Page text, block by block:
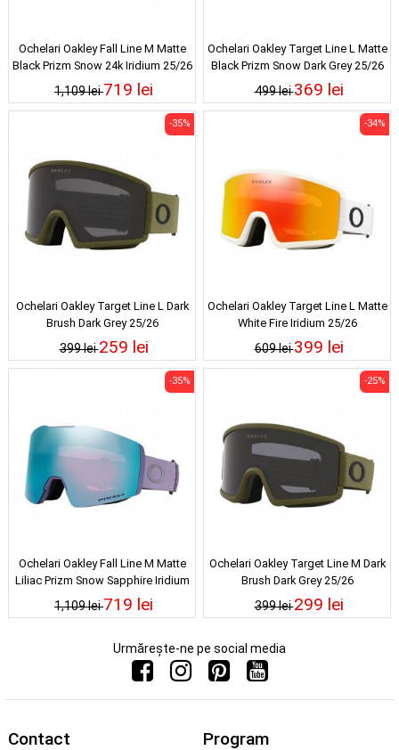
Ochelari Oakley Fall Line M Matte
Black Prizm Snow 24k Iridium 25/26
1,109 lei719 lei
Ochelari Oakley Target Line L Matte
Black Prizm Snow Dark Grey 25/26
499 lei369 lei
Ochelari Oakley Target Line L Dark
Brush Dark Grey 25/26
399 lei
-35%
259 lei
Ochelari Oakley Target Line L Matte
White Fire Iridium 25/26
609 lei
-34%
399 lei
Ochelari Oakley Fall Line M Matte
Liliac Prizm Snow Sapphire Iridium
25/26
1,109 lei
-35%
719 lei
Ochelari Oakley Target Line M Dark
Brush Dark Grey 25/26
399 lei
-25%
299 lei
Urmărește-ne pe social media
Contact Program